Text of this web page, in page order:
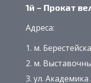
1й – Прокат
Адреса:
м.
м.
ул. Академика